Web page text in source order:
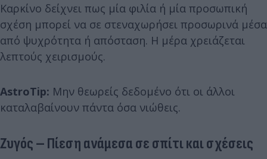
Καρκίνο δείχνει πως μία φιλία ή μία προσωπική
σχέση μπορεί να σε στεναχωρήσει προσωρινά μέσα
από ψυχρότητα ή απόσταση. Η μέρα χρειάζεται
λεπτούς χειρισμούς.
AstroTip: Μην θεωρείς δεδομένο ότι οι άλλοι
καταλαβαίνουν πάντα όσα νιώθεις.
Ζυγός – Πίεση ανάμεσα σε σπίτι και σχέσεις